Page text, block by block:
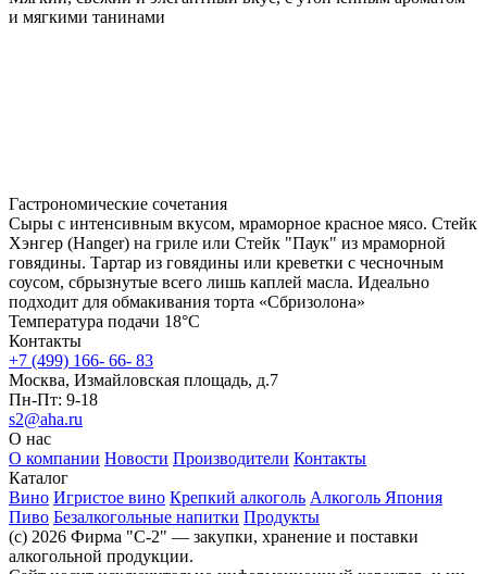
и мягкими танинами
Гастрономические сочетания
Сыры с интенсивным вкусом, мраморное красное мясо. Стейк
Хэнгер (Hanger) на гриле или Стейк "Паук" из мраморной
говядины. Тартар из говядины или креветки с чесночным
соусом, сбрызнутые всего лишь каплей масла. Идеально
подходит для обмакивания торта «Сбризолона»
Температура подачи 18°C
Контакты
+7 (499) 166- 66- 83
Москва, Измайловская площадь, д.7
Пн-Пт: 9-18
s2@aha.ru
О нас
О компании Новости Производители Контакты
Каталог
Вино Игристое вино Крепкий алкоголь Алкоголь Япония
Пиво Безалкогольные напитки Продукты
(c) 2026 Фирма "С-2" — закупки, хранение и поставки
алкогольной продукции.